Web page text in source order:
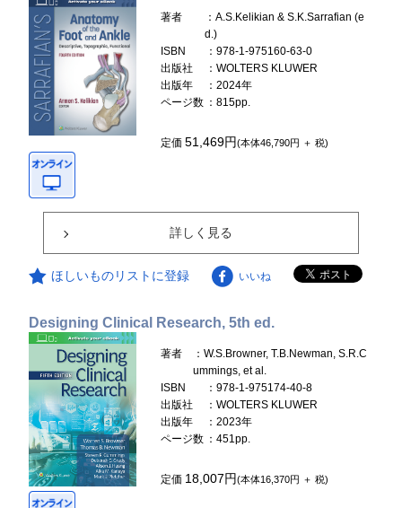
著者
：A.S.Kelikian & S.K.Sarrafian (e
d.)
ISBN
：978-1-975160-63-0
出版社
：WOLTERS KLUWER
出版年
：2024年
ページ数 ：815pp.
定価51,469円(本体46,790円 ＋ 税)
詳しく見る
ほしいものリストに登録 いいね
Designing Clinical Research, 5th ed.
著者
：W.S.Browner, T.B.Newman, S.R.C
ummings, et al.
ISBN
：978-1-975174-40-8
出版社
：WOLTERS KLUWER
出版年
：2023年
ページ数 ：451pp.
定価 18,007円(本体16,370円 ＋ 税)